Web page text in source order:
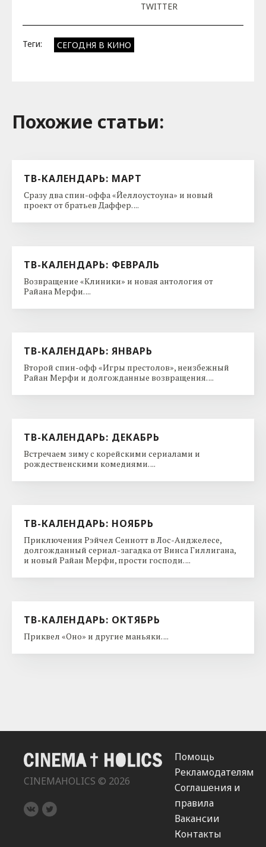
TWITTER
Теги: СЕГОДНЯ В КИНО
Похожие cтатьи:
ТВ-КАЛЕНДАРЬ: МАРТ
Сразу два спин-оффа «Йеллоустоуна» и новый
проект от братьев Даффер. ...
ТВ-КАЛЕНДАРЬ: ФЕВРАЛЬ
Возвращение «Клиники» и новая антология от
Райана Мерфи. ...
ТВ-КАЛЕНДАРЬ: ЯНВАРЬ
Второй спин-офф «Игры престолов», неизбежный
Райан Мерфи и долгожданные возвращения. ...
ТВ-КАЛЕНДАРЬ: ДЕКАБРЬ
Встречаем зиму с корейскими сериалами и
рождественскими комедиями. ...
ТВ-КАЛЕНДАРЬ: НОЯБРЬ
Приключения Рэйчел Сеннотт в Лос-Анджелесе,
долгожданный сериал-загадка от Винса Гиллигана,
и новый Райан Мерфи, прости господи. ...
ТВ-КАЛЕНДАРЬ: ОКТЯБРЬ
Приквел «Оно» и другие маньяки. ...
CINEMAHOLICS © 2026
Помощь
Рекламодателям
Соглашения и
правила
Вакансии
Контакты